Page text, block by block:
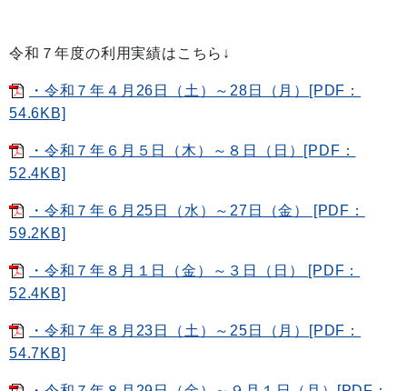
令和７年度の利用実績はこちら↓
・令和７年４月26日（土）～28日（月）[PDF：
54.6KB]
・令和７年６月５日（木）～８日（日）[PDF：
52.4KB]
・令和７年６月25日（水）～27日（金） [PDF：
59.2KB]
・令和７年８月１日（金）～３日（日） [PDF：
52.4KB]
・令和７年８月23日（土）～25日（月）[PDF：
54.7KB]